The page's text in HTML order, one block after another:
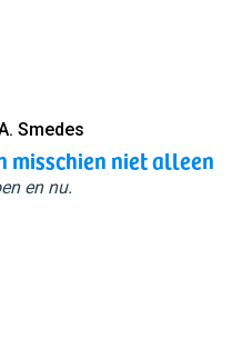
Smedes
misschien niet alleen
en nu.